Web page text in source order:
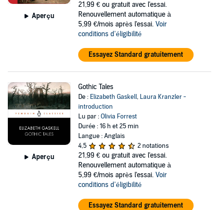
Aperçu
21,99 € ou gratuit avec l'essai.
Renouvellement automatique à
5,99 €/mois après l'essai. Voir
conditions d'éligibilité
Essayez Standard gratuitement
Aperçu
Gothic Tales
De : Elizabeth Gaskell, Laura Kranzler -
introduction
Lu par :Olivia Forrest
Durée : 16 h et 25 min
Langue : Anglais
4,5
2 notations
21,99 € ou gratuit avec l'essai.
Renouvellement automatique à
5,99 €/mois après l'essai. Voir
conditions d'éligibilité
Essayez Standard gratuitement